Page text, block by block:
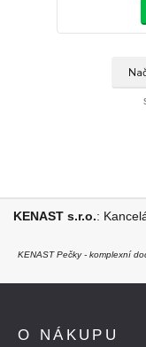
KENAST s.r.o.:
KENAST Pečky - komplexní
O NÁKUPU